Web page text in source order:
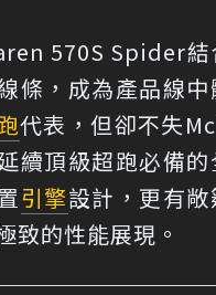
570S Spider
條，成為產品線
代表，但卻不失
續頂級超跑必備
引擎設計，更有
致的性能展現。